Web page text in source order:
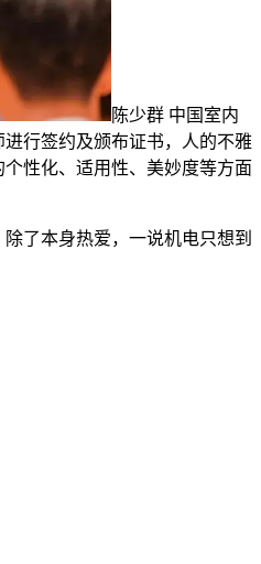
陈少群 中国室内
行签约及颁布证书，人的不雅
性化、适用性、美妙度等方面
了本身热爱，一说机电只想到